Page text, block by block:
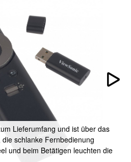
Lieferumfang und ist über das
schlanke Fernbedienung
und beim Betätigen leuchten die